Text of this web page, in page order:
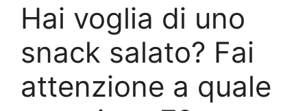
Hai voglia di uno
snack salato? Fai
attenzione a quale